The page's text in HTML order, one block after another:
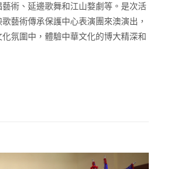
術、延邊歌舞和江山婺劇等。是次活
藝術傳承保護中心表演團來澳演出，
氛圍中，體驗中華文化的博大精深和